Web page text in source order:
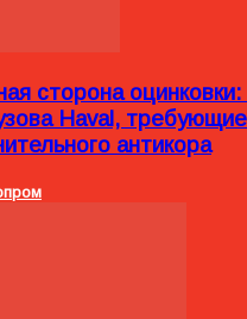
сторона
Haval, требующие
антикора